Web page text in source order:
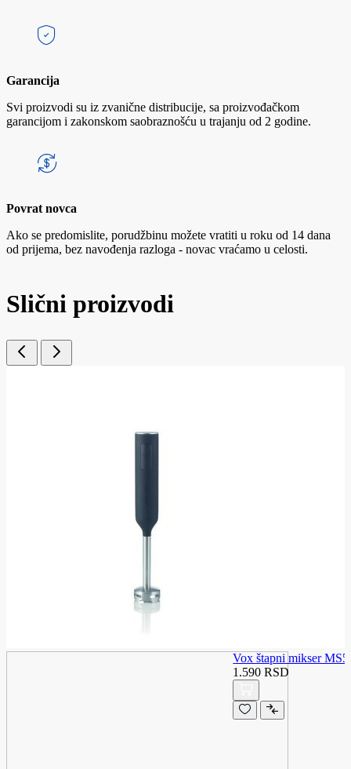
Garancija
Svi proizvodi su iz zvanične distribucije, sa proizvođačkom
garancijom i zakonskom saobraznošću u trajanju od 2 godine.
Povrat novca
Ako se predomislite, porudžbinu možete vratiti u roku od 14 dana
od prijema, bez navođenja razloga - novac vraćamo u celosti.
Slični proizvodi
Vox štapni mikser
1.590 RSD